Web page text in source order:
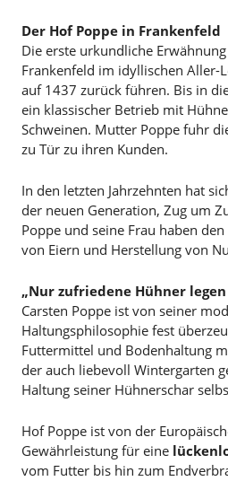
Der Hof Poppe in Frankenfeld
Die erste urkundliche
Frankenfeld im idyllischen Aller-
auf 1437 zurück führen. Bis in
ein klassischer Betrieb mit
Schweinen. Mutter Poppe fuhr
zu Tür zu ihren Kunden.
In den letzten Jahrzehnten hat
der neuen Generation, Zug um
Poppe und seine Frau haben
von Eiern und Herstellung von
„Nur zufriedene Hühner
Carsten Poppe ist von seiner
Haltungsphilosophie fest
Futtermittel und Bodenhaltung
der auch liebevoll Wintergarten
Haltung seiner Hühnerschar
Hof Poppe ist von der
Gewährleistung für eine
vom Futter bis hin zum